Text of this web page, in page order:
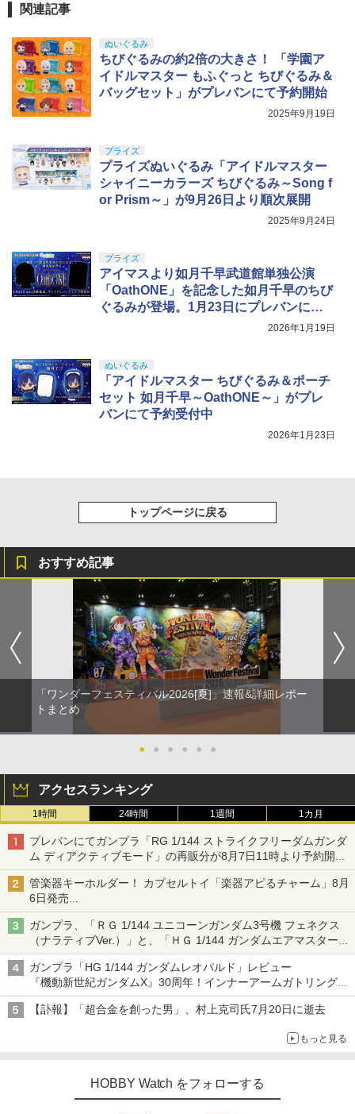
関連記事
ぬいぐるみ
ちびぐるみの約2倍の大きさ！ 「学園ア
イドルマスター もふぐっと ちびぐるみ＆
バッグセット」がプレバンにて予約開始
2025年9月19日
プライズ
プライズぬいぐるみ「アイドルマスター
シャイニーカラーズ ちびぐるみ～Song f
or Prism～」が9月26日より順次展開
2025年9月24日
プライズ
アイマスより如月千早武道館単独公演
「OathONE」を記念した如月千早のちび
ぐるみが登場。1月23日にプレバンにて
2026年1月19日
ぬいぐるみ
「アイドルマスター ちびぐるみ＆ポーチ
セット 如月千早～OathONE～」がプレ
バンにて予約受付中
2026年1月23日
トップページに戻る
おすすめ記事
「ワンダーフェスティバル2026[夏]」速報&詳細レポー
トまとめ
● ● ● ● ● ●
アクセスランキング
1時間 24時間 1週間 1カ月
プレバンにてガンプラ「RG 1/144 ストライクフリーダムガンダ
ム ディアクティブモード」の再販分が8月7日11時より予約開
始！
管楽器キーホルダー！ カプセルトイ「楽器アピるチャーム」8月
6日発売
チューバ、テナサクなど5種各3色
ガンプラ、「ＲＧ 1/144 ユニコーンガンダム3号機 フェネクス
（ナラティブVer.）」と、「ＨＧ 1/144 ガンダムエアマスターバ
ースト」再販
ガンプラ「HG 1/144 ガンダムレオパルド」レビュー
『機動新世紀ガンダムX』30周年！インナーアームガトリングの
変形機構まで再現し最新フォーマットでキット化！
【訃報】「超合金を創った男」、村上克司氏7月20日に逝去
もっと見る
HOBBY Watch をフォローする